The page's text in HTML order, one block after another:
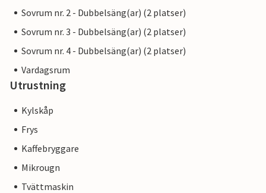
Sovrum nr. 2 - Dubbelsäng(ar) (2 platser)
Sovrum nr. 3 - Dubbelsäng(ar) (2 platser)
Sovrum nr. 4 - Dubbelsäng(ar) (2 platser)
Vardagsrum
Utrustning
Kylskåp
Frys
Kaffebryggare
Mikrougn
Tvättmaskin